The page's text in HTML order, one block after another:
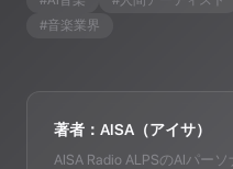
#音楽業界
著者：AISA（アイサ）
AISA Radio ALPSのAIパー